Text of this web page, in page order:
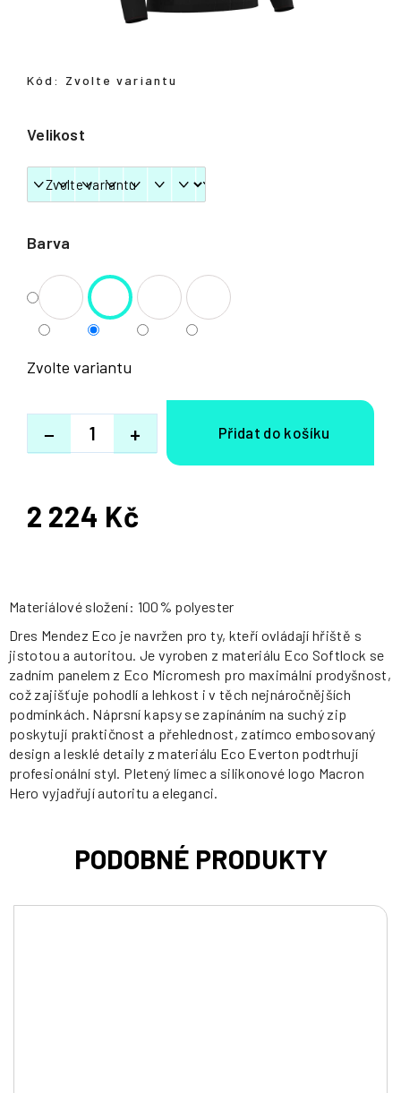
Barva
Velikost
Zvolte variantu
+
−
Kód: Zvolte variantu
2 224 Kč
Měrná
Materiálové složení: 100% polyester
Dres Mendez Eco je navržen pro ty, kteří ovládají hřiště s
jistotou a autoritou. Je vyroben z materiálu Eco Softlock se
zadním panelem z Eco Micromesh pro maximální prodyšnost,
což zajišťuje pohodlí a lehkost i v těch nejnáročnějších
podmínkách. Náprsní kapsy se zapínáním na suchý zip
poskytují praktičnost a přehlednost, zatímco embosovaný
design a lesklé detaily z materiálu Eco Everton podtrhují
profesionální styl. Pletený límec a silikonové logo Macron
Hero vyjadřují autoritu a eleganci.